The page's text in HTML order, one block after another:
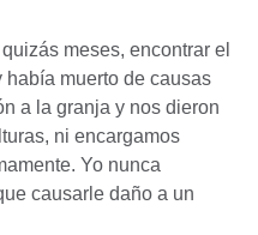
meses, encontrar el
muerto de causas
a la granja y nos dieron
ni encargamos
Yo nunca
causarle daño a un